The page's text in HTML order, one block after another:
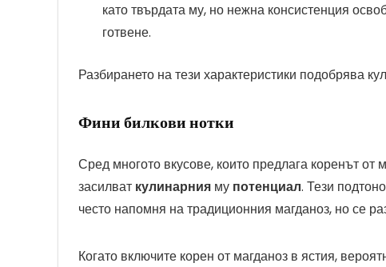
като твърдата му, но нежна консистенция
готвене.
Разбирането на тези характеристики подобрява
Фини билкови нотки
Сред многото вкусове, които предлага коренът от
засилват кулинарния му потенциал. Тези
често напомня на традиционния магданоз, но се
Когато включите корен от магданоз в ястия,